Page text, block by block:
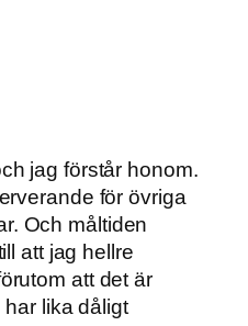
jag förstår honom.
för övriga
Och måltiden
att jag hellre
att det är
har lika dåligt